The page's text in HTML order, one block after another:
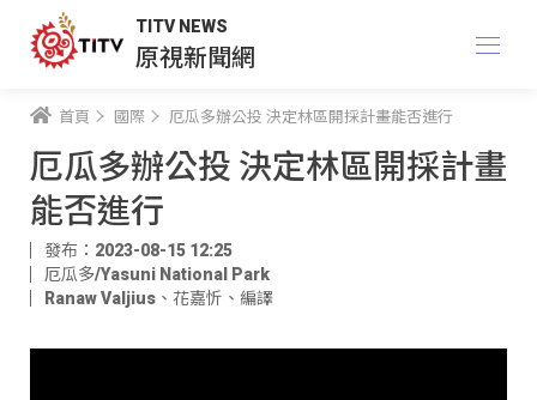
TITV NEWS
原視新聞網
首頁 國際 厄瓜多辦公投 決定林區開採計畫能否進行
厄瓜多辦公投 決定林區開採計畫
能否進行
發布：2023-08-15 12:25
厄瓜多/Yasuni National Park
Ranaw Valjius 、 花嘉忻 、 編譯